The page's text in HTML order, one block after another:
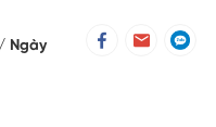
Ngày